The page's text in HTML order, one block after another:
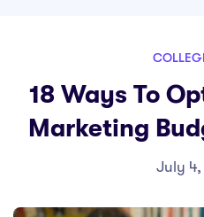
18 Ways To
Marketing
July